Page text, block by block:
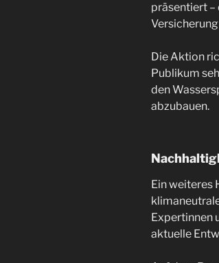
präsentiert –
Die Aktion
Publikum
den
abzubauen.
Ein weiteres
Expertinnen
aktuelle